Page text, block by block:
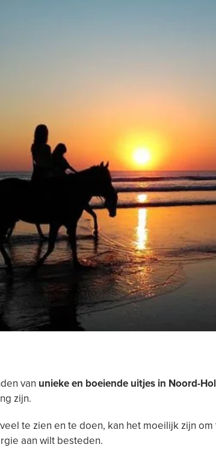
van unieke en boeiende uitjes in Noord-
zijn.
te zien en te doen, kan het moeilijk zijn
aan wilt besteden.